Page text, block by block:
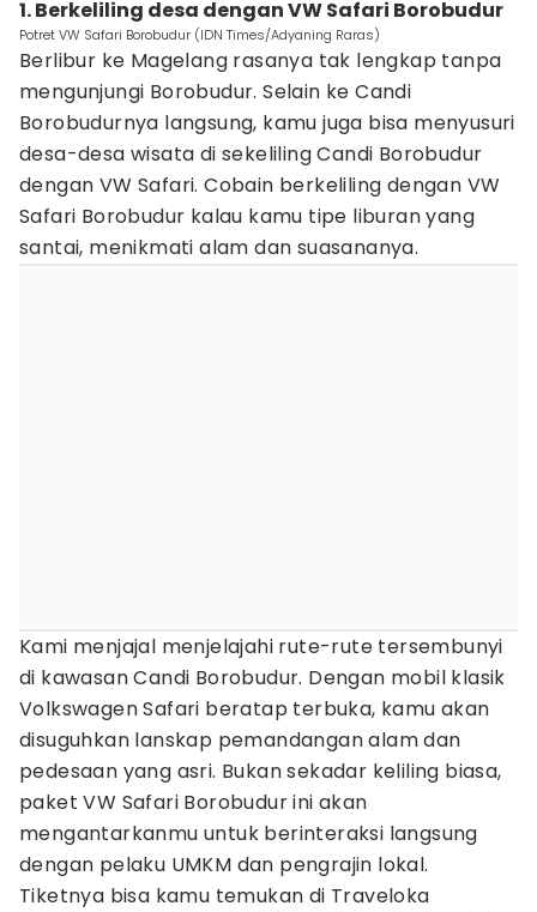
1. Berkeliling desa dengan VW Safari Borobudur
Potret VW Safari Borobudur (IDN Times/Adyaning Raras)
Berlibur ke Magelang rasanya tak lengkap tanpa
mengunjungi Borobudur. Selain ke Candi
Borobudurnya langsung, kamu juga bisa menyusuri
desa-desa wisata di sekeliling Candi Borobudur
dengan VW Safari. Cobain berkeliling dengan VW
Safari Borobudur kalau kamu tipe liburan yang
santai, menikmati alam dan suasananya.
Kami menjajal menjelajahi rute-rute tersembunyi
di kawasan Candi Borobudur. Dengan mobil klasik
Volkswagen Safari beratap terbuka, kamu akan
disuguhkan lanskap pemandangan alam dan
pedesaan yang asri. Bukan sekadar keliling biasa,
paket VW Safari Borobudur ini akan
mengantarkanmu untuk berinteraksi langsung
dengan pelaku UMKM dan pengrajin lokal.
Tiketnya bisa kamu temukan di Traveloka